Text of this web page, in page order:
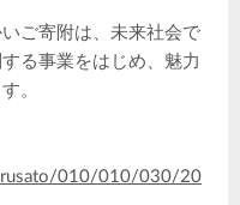
ご寄附は、未来社会で
る事業をはじめ、魅力
。
010/010/030/20